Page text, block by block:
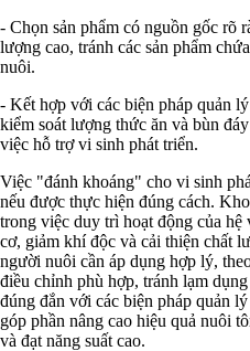
- Chọn sản phẩm có nguồn gốc rõ
lượng cao, tránh các sản phẩm
nuôi.
- Kết hợp với các biện pháp quản
kiểm soát lượng thức ăn và bùn
việc hỗ trợ vi sinh phát triển.
Việc "đánh khoáng" cho vi sinh
nếu được thực hiện đúng cách.
trong việc duy trì hoạt động của
cơ, giảm khí độc và cải thiện chất
người nuôi cần áp dụng hợp lý,
điều chỉnh phù hợp, tránh lạm
đúng đắn với các biện pháp quản
góp phần nâng cao hiệu quả nuôi
và đạt năng suất cao.